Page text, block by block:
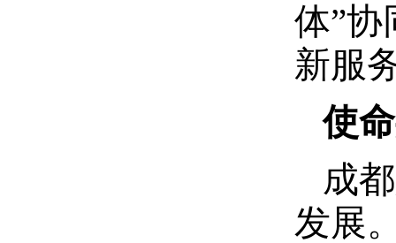
体”
新服
使
成
发展